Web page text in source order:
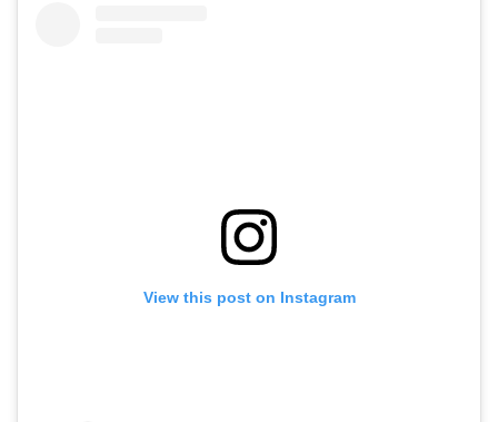
View this post on Instagram